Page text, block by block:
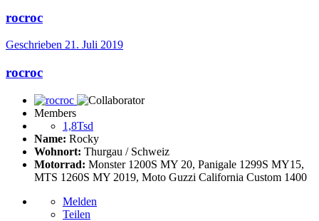
rocroc
Geschrieben 21. Juli 2019
rocroc
Members
1,8Tsd
Name: Rocky
Wohnort: Thurgau / Schweiz
Motorrad: Monster 1200S MY 20, Panigale 1299S MY15,
MTS 1260S MY 2019, Moto Guzzi California Custom 1400
Melden
Teilen